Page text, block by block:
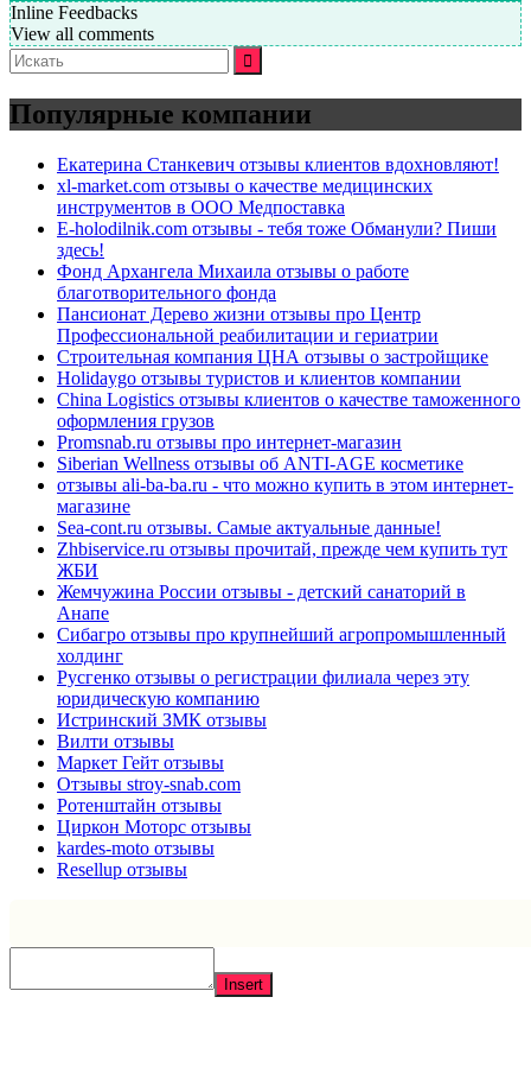
Inline Feedbacks
View all comments
Искать:
Популярные компании
Екатерина Станкевич отзывы клиентов вдохновляют!
xl-market.com отзывы о качестве медицинских
инструментов в ООО Медпоставка
E-holodilnik.com отзывы - тебя тоже Обманули? Пиши
здесь!
Фонд Архангела Михаила отзывы о работе
благотворительного фонда
Пансионат Дерево жизни отзывы про Центр
Профессиональной реабилитации и гериатрии
Строительная компания ЦНА отзывы о застройщике
Holidaygo отзывы туристов и клиентов компании
China Logistics отзывы клиентов о качестве таможенного
оформления грузов
Promsnab.ru отзывы про интернет-магазин
Siberian Wellness отзывы об ANTI-AGE косметике
отзывы ali-ba-ba.ru - что можно купить в этом интернет-
магазине
Sea-cont.ru отзывы. Самые актуальные данные!
Zhbiservice.ru отзывы прочитай, прежде чем купить тут
ЖБИ
Жемчужина России отзывы - детский санаторий в
Анапе
Сибагро отзывы про крупнейший агропромышленный
холдинг
Русгенко отзывы о регистрации филиала через эту
юридическую компанию
Истринский ЗМК отзывы
Вилти отзывы
Маркет Гейт отзывы
Отзывы stroy-snab.com
Ротенштайн отзывы
Циркон Моторс отзывы
kardes-moto отзывы
Resellup отзывы
Insert